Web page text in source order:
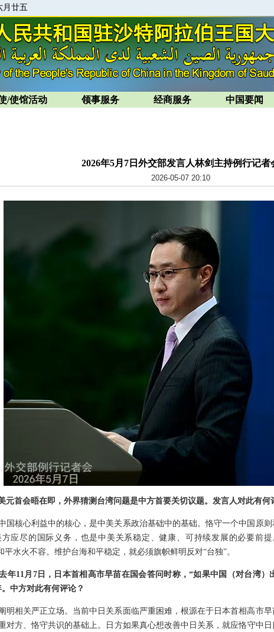
月廿五
/使馆活动 领事服务 经商服务 中国要闻
2026年5月7日外交部发言人林剑主持例行记者
2026-05-07 20:10
元首会晤在即，外界猜测台湾问题是中方首要关切议题。发言人对此有何
国核心利益中的核心，是中美关系政治基础中的基础。恪守一个中国原
应尽的国际义务，也是中美关系稳定、健康、可持续发展的必要前
平水火不容。维护台海和平稳定，就必须旗帜鲜明反对“台独”。
年11月7日，日本首相高市早苗在国会答问时称，“如果中国（对台湾
中方对此有何评论？
明相关严正立场。当前中日关系面临严重困难，根源在于日本首相高市
对方、恪守共识的基础上。日方如果真心想改善中日关系，就应恪守中